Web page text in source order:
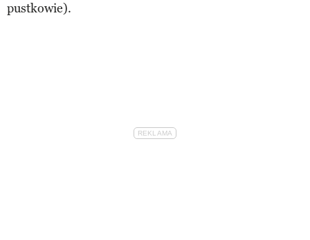
pustkowie).